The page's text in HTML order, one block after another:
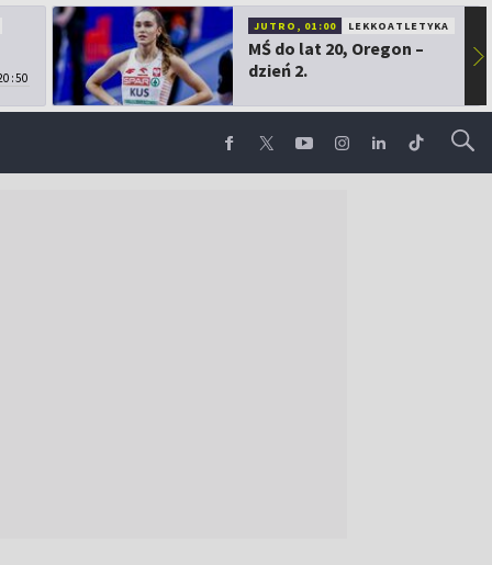
JUTRO, 01:00 LEKKOATLETYKA
MŚ do lat 20, Oregon –
dzień 2.
▶